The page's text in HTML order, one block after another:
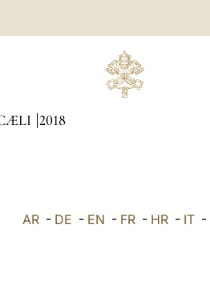
2018
AR - DE - EN - FR - HR - IT -